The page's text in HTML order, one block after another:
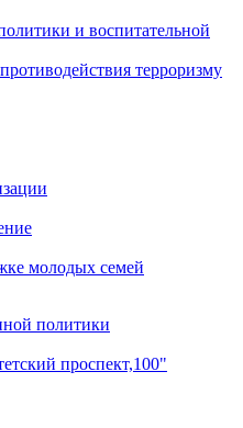
и воспитательной
терроризму
молодых семей
политики
проспект,100"